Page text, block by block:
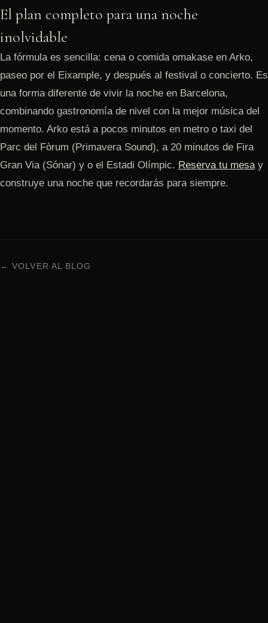
El plan completo para una noche
inolvidable
La fórmula es sencilla: cena o comida omakase en Arko,
paseo por el Eixample, y después al festival o concierto. Es
una forma diferente de vivir la noche en Barcelona,
combinando gastronomía de nivel con la mejor música del
momento. Arko está a pocos minutos en metro o taxi del
Parc del Fòrum (Primavera Sound), a 20 minutos de Fira
Gran Via (Sónar) y o el Estadi Olímpic. Reserva tu mesay
construye una noche que recordarás para siempre.
← VOLVER AL BLOG